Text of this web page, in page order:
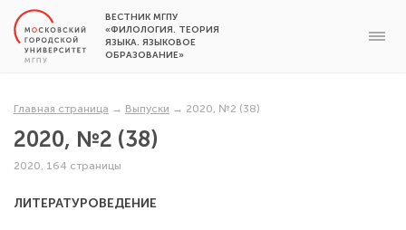
ВЕСТНИК МГПУ
«ФИЛОЛОГИЯ. ТЕОРИЯ
ЯЗЫКА. ЯЗЫКОВОЕ
ОБРАЗОВАНИЕ»
Главная страница → Выпуски → 2020, №2 (38)
2020, №2 (38)
2020, 164 страницы
ЛИТЕРАТУРОВЕДЕНИЕ